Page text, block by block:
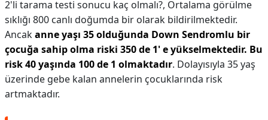
2'li tarama testi sonucu kaç olmalı?, Ortalama görülme
sıklığı 800 canlı doğumda bir olarak bildirilmektedir.
Ancakanne yaşı 35 olduğunda Down Sendromlu bir
çocuğa sahip olma riski 350 de 1' e yükselmektedir. Bu
risk 40 yaşında 100 de 1 olmaktadır. Dolayısıyla 35 yaş
üzerinde gebe kalan annelerin çocuklarında risk
artmaktadır.